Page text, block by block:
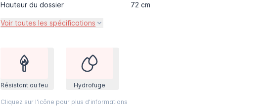
Hauteur du dossier 72 cm
Voir toutes les spécifications
Résistant au feu Hydrofuge
Cliquez sur l'icône pour plus d'informations